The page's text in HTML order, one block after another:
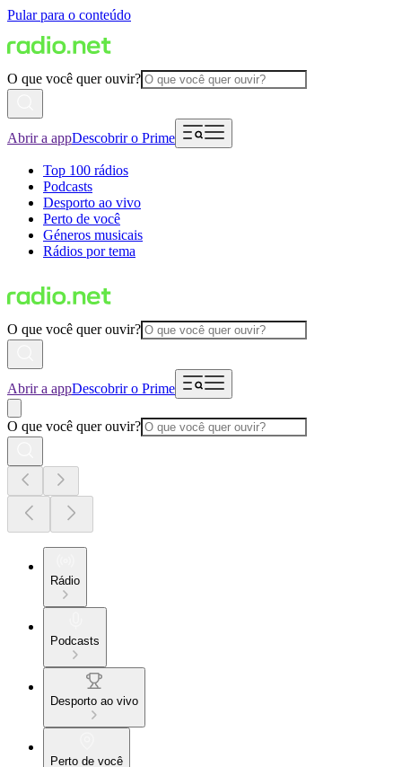
Pular para o conteúdo
O que você quer ouvir?
Abrir a appDescobrir o Prime
Top 100 rádios
Podcasts
Desporto ao vivo
Perto de você
Géneros musicais
Rádios por tema
O que você quer ouvir?
Abrir a appDescobrir o Prime
O que você quer ouvir?
Rádio
Podcasts
Desporto ao vivo
Perto de você